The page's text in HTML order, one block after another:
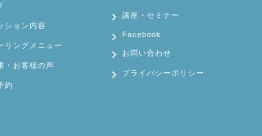
ション内容
リングメニュー
・お客様の声
約
講座・セミナー
Facebook
お問い合わせ
プライバシーポリシー